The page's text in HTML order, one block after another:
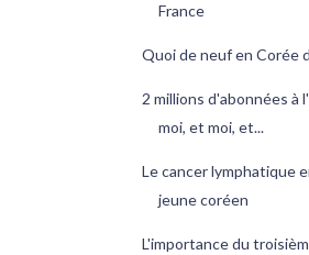
France
Quoi de neuf en Corée
2 millions d'abonnées à
moi, et moi, et...
Le cancer lymphatique
jeune coréen
L'importance du